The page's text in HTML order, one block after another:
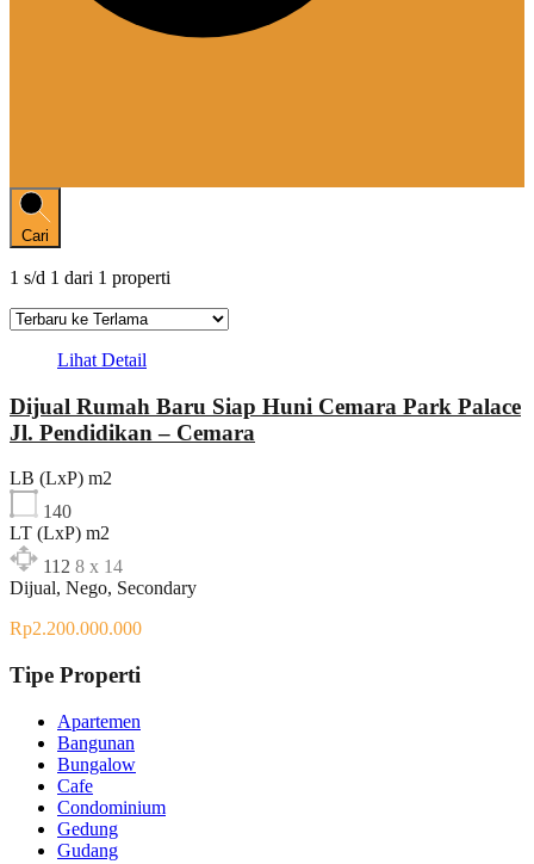
Cari
1 s/d 1 dari 1 properti
Lihat Detail
Dijual Rumah Baru Siap Huni Cemara Park Palace
Jl. Pendidikan – Cemara
LB (LxP) m2
140
LT (LxP) m2
112 8 x 14
Dijual, Nego, Secondary
Rp2.200.000.000
Tipe Properti
Apartemen
Bangunan
Bungalow
Cafe
Condominium
Gedung
Gudang